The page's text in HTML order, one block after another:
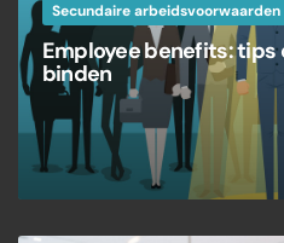
Secundaire arbeidsvoorwaarden
Employee benefits: tips
binden